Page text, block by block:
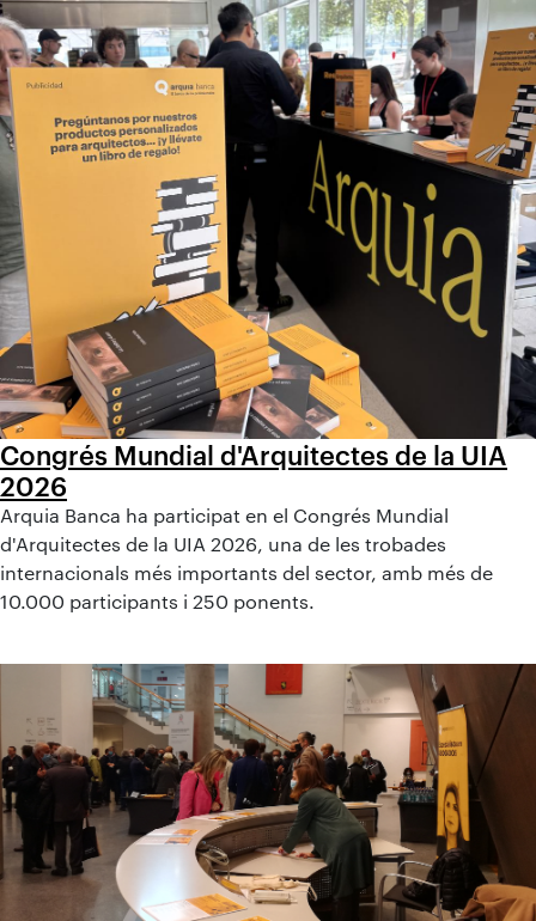
Congrés Mundial d'Arquitectes de la UIA
2026
Arquia Banca ha participat en el Congrés Mundial
d'Arquitectes de la UIA 2026, una de les trobades
internacionals més importants del sector, amb més de
10.000 participants i 250 ponents.